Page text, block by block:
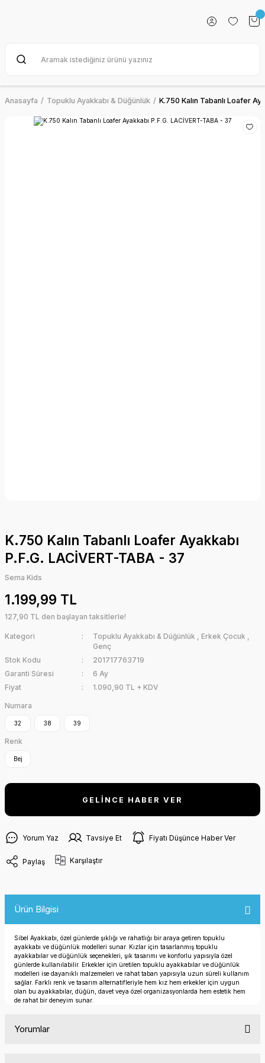
Anasayfa Topuklu Ayakkabı & Düğünlük K.750 Kalın Tabanlı Loafer
K.750 Kalın Tabanlı Loafer Ayakkabı
P.F.G. LACİVERT-TABA - 37
Sema Kids
1.199,99 TL
127,90 TL den başlayan taksitlerle!
Kategori Topuklu Ayakkabı & Düğünlük , Erkek Çocuk ,
Genç
Stok Kodu
201717763719
Garanti Süresi
6 Ay
Fiyat
1.090,90 TL + KDV
Numara
32 38 39
Renk
Bej
GELİNCE HABER VER
Yorum Yaz Tavsiye Et Fiyatı Düşünce Haber Ver
Paylaş Karşılaştır
Ürün Bilgisi
Sibel Ayakkabı, özel günlerde şıklığı ve rahatlığı bir araya getiren topuklu
ayakkabı ve düğünlük modelleri sunar. Kızlar için tasarlanmış topuklu
ayakkabılar ve düğünlük seçenekleri, şık tasarımı ve konforlu yapısıyla özel
günlerde kullanılabilir. Erkekler için üretilen topuklu ayakkabılar ve düğünlük
modelleri ise dayanıklı malzemeleri ve rahat taban yapısıyla uzun süreli kullanım
sağlar. Farklı renk ve tasarım alternatifleriyle hem kız hem erkekler için uygun
olan bu ayakkabılar, düğün, davet veya özel organizasyonlarda hem estetik hem
de rahat bir deneyim sunar.
Yorumlar